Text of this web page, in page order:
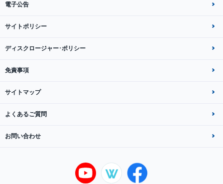
電子公告
サイトポリシー
ディスクロージャー･ポリシー
免責事項
サイトマップ
よくあるご質問
お問い合わせ